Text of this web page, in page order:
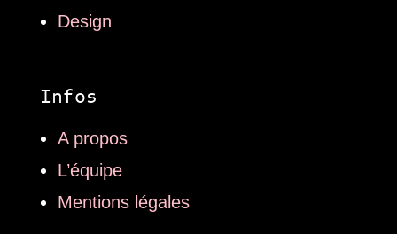
Design
Infos
A propos
L’équipe
Mentions légales